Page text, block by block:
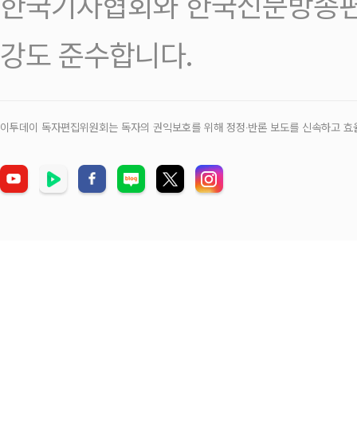
강도 준수합니다.
이투데이 독자편집위원회는 독자의 권익보호를 위해 정정‧반론 보도를 신속하고